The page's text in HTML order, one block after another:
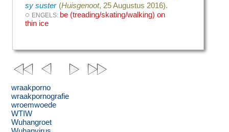
sy suster (Huisgenoot, 25 Augustus 2016).
◌ ENGELS: be (treading/skating/walking) on
thin ice
wraakporno
wraakpornografie
wroemwoede
WTIW
Wuhangroet